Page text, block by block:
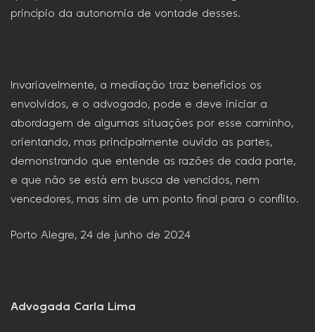
princípio da autonomia de vontade desses.
Invariavelmente, a mediação traz benefícios os
envolvidos, e o advogado, pode e deve iniciar a
abordagem de algumas situações por esse caminho,
orientando, mas principalmente ouvido as partes,
demonstrando que entende as razões de cada parte,
e que não se está em busca de vencidos, nem
vencedores, mas sim de um ponto final para o conflito.
Porto Alegre, 24 de junho de 2024
Advogada Carla Lima